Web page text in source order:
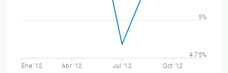
Ene '12 Abr '12 Jul '12 Oct '12
5%
4.75%